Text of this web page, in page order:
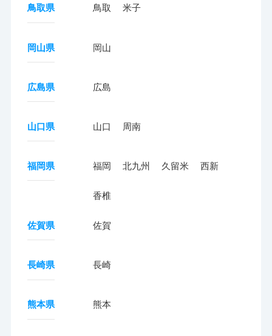
鳥取県 鳥取 米子
岡山県 岡山
広島県 広島
山口県 山口 周南
福岡県 福岡 北九州 久留米 西新
香椎
佐賀県 佐賀
長崎県 長崎
熊本県 熊本